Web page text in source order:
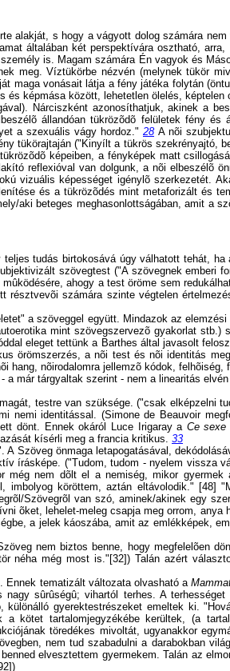
alakját, s hogy a vágyott dolog számára
általában két perspektívára osztható,
is. Magam számára Én vagyok és
meg. Víztükörbe nézvén (melynek tükör
maga vonásait látja a fény játéka folytán
képmása között, lehetetlen ölelés,
Nárciszként azonosíthatjuk, akinek a
állandóan tükrözõdõ felületek fény
a szexuális vágy hordoz." 28 A nõi
tükörajtaján ("Kinyílt a tükrös szekrényajtó,
képeiben, a fényképek matt
reflexióval van dolgunk, a nõi elbeszélõ
vizuális képességet igénylõ szerkezetét.
és a tükrözõdés mint metaforizált és
aki beteges meghasonlottságában, amit a
tudás birtokosává úgy válhatott tehát,
szövegtest ("A szövegnek emberi
ahogy a test öröme sem
számára szinte végtelen
a szöveggel együtt. Mindazok az
mint szövegszervezõ gyakorlat
eleget tettünk a Barthes által javasolt
örömszerzés, a nõi test és nõi identitás
hang, nõirodalomra jellemzõ kódok,
már tárgyaltak szerint - nem a linearitás
testre van szüksége. ("csak elképzelni
nemi identitással. (Simone de Beauvoir
dönt. Ennek okáról Luce Irigaray a Ce
kísérli meg a francia kritikus. 33
Szöveg önmaga letapogatásával,
írásképe. ("Tudom, tudom - nyelem vissza
még nem dõlt el a nemiség, mikor
imbolyog köröttem, aztán eltávolodik."
Szövegrõl van szó, aminek/akinek egy
õket, lehelet-meleg csapja meg orrom, anya
a jelek káoszába, amit az emlékképek,
nem biztos benne, hogy megfelelõen
néha még most is."[32]) Talán azért
Ennek tematizált változata olvasható a
sûrûségû; vihartól terhes. A
gyerektestrészeket emeltek ki.
kötet tartalomjegyzékébe kerültek, (a
töredékes mivoltát, ugyanakkor
nem tud szabadulni a darabokban
elvesztettem gyermekem. Talán az